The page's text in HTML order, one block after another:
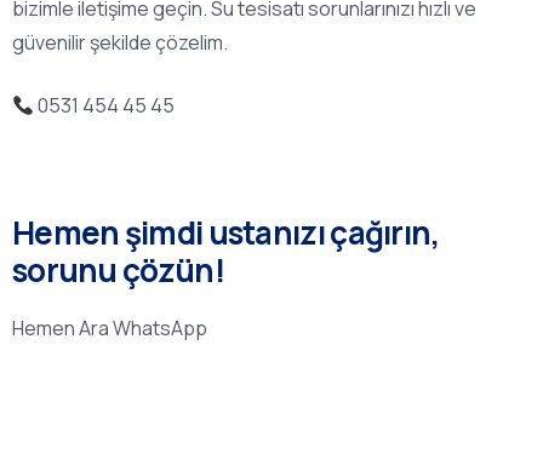
bizimle iletişime geçin. Su tesisatı sorunlarınızı hızlı ve
güvenilir şekilde çözelim.
0531 454 45 45
Hemen şimdi ustanızı çağırın,
sorunu çözün!
Hemen AraWhatsApp